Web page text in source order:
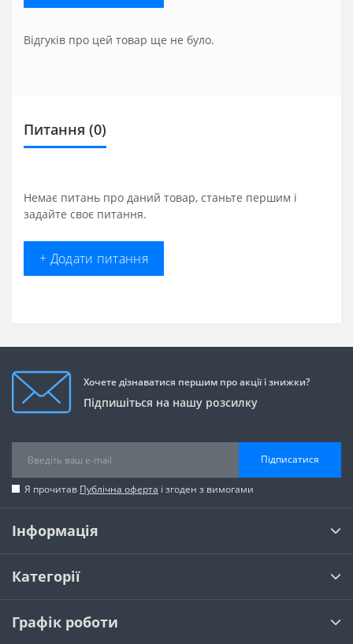
Відгуків про цей товар ще не було.
Питання (0)
Немає питань про даний товар, станьте першим і
задайте своє питання.
+ Додати питання
Хочете дізнаватися першим про акції і знижки?
Підпишіться на нашу розсилку
Підписатися
Я прочитав Публічна оферта і згоден з вимогами
Інформація
Категорії
Графік роботи